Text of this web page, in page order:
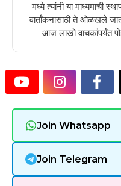
मध्ये त्यांनी या माध्यमाची
वार्तांकनासाठी ते ओळखले
आज लाखो वाचकांपर्यंत
Join Whatsapp
Join Telegram